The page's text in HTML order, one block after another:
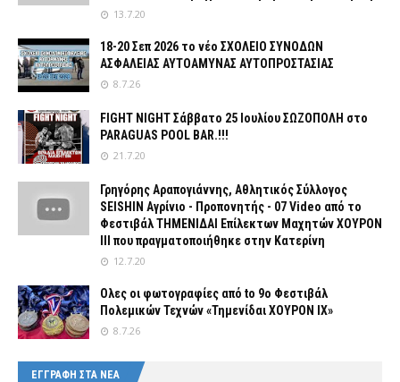
13.7.20
18-20 Σεπ 2026 το νέο ΣΧΟΛΕΙΟ ΣΥΝΟΔΩΝ
ΑΣΦΑΛΕΙΑΣ ΑΥΤΟΑΜΥΝΑΣ ΑΥΤΟΠΡΟΣΤΑΣΙΑΣ
8.7.26
FIGHT NIGHT Σάββατο 25 Ιουλίου ΣΩΖΟΠΟΛΗ στο
PARAGUAS POOL BAR.!!!
21.7.20
Γρηγόρης Αραπογιάννης, Αθλητικός Σύλλογος
SEISHIN Αγρίνιο - Προπονητής - 07 Video από το
Φεστιβάλ ΤΗΜΕΝΙΔΑΙ Επίλεκτων Μαχητών ΧΟΥΡΟΝ
ΙΙΙ που πραγματοποιήθηκε στην Κατερίνη
12.7.20
Ολες οι φωτογραφίες από tο 9ο Φεστιβάλ
Πολεμικών Τεχνών «Τημενίδαι ΧΟΥΡΟΝ ΙΧ»
8.7.26
ΕΓΓΡΑΦΗ ΣΤΑ ΝΕΑ